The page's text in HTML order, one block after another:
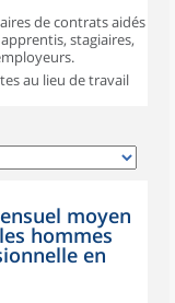
de contrats aidés
stagiaires,
au lieu de travail
moyen
hommes
en